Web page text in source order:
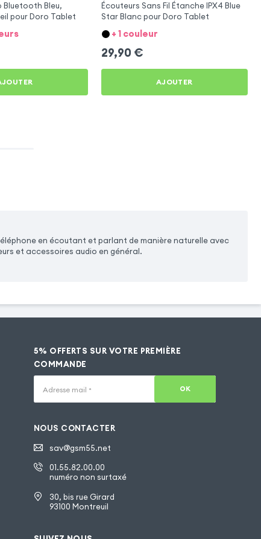
Bluetooth Bleu,
pour Doro Tablet
Écouteurs Sans Fil Étanche IPX4 Blue
Star Blanc pour Doro Tablet
+ 1 couleur
29,90 €
AJOUTER
en écoutant et parlant de manière naturelle avec
et accessoires audio en général.
5% OFFERTS SUR VOTRE PREMIÈRE
COMMANDE
Adresse mail * OK
NOUS CONTACTER
sav@gsm55.net
01.55.82.00.00
numéro non surtaxé
30, bis rue Girard
93100 Montreuil